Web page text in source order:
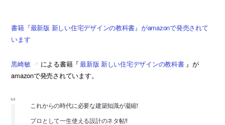
書籍『最新版 新しい住宅デザインの教科書』がamazonで発売されて
います
黒崎敏 による書籍『最新版 新しい住宅デザインの教科書 』が
amazonで発売されています。
これからの時代に必要な建築知識が凝縮!
プロとして一生使える設計のネタ帖!!